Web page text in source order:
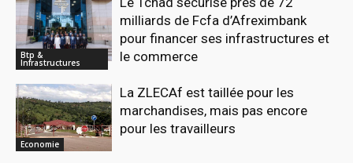
Btp &
Infrastructures
milliards de Fcfa d’Afreximbank
pour financer ses infrastructures et
le commerce
Economie
La ZLECAf est taillée pour les
marchandises, mais pas encore
pour les travailleurs